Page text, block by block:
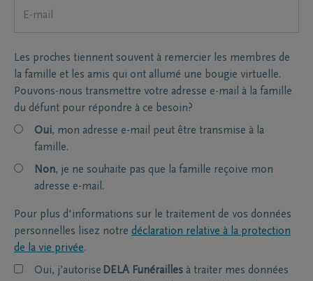
Les proches tiennent souvent à remercier les membres de
la famille et les amis qui ont allumé une bougie virtuelle.
Pouvons-nous transmettre votre adresse e-mail à la famille
du défunt pour répondre à ce besoin?
Oui, mon adresse e-mail peut être transmise à la
famille.
Non, je ne souhaite pas que la famille reçoive mon
adresse e-mail.
Pour plus d'informations sur le traitement de vos données
personnelles lisez notre déclaration relative à la protection
de la vie privée.
Oui, j’autorise DELA Funérailles à traiter mes données